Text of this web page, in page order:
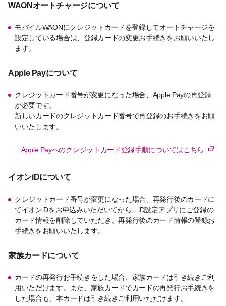
WAONオートチャージについて
モバイルWAONにクレジットカードを登録してオートチャージを
設定している場合は、登録カードの変更お手続きをお願いいたし
ます。
Apple Payについて
クレジットカード番号が変更になった場合、Apple Payの再登録
が必要です。
新しいカードのクレジットカード番号で再登録のお手続きをお願
いいたします。
Apple Payへのクレジットカード登録手順についてはこちら
イオンiDについて
クレジットカード番号が変更になった場合、再発行後のカードに
てイオンiDをお申込みいただいてから、iD設定アプリにご登録の
カード情報を削除していただき、再発行後のカード情報の登録お
手続きをお願いいたします。
家族カードについて
カードの再発行お手続きをした場合、家族カードは引き続きご利
用いただけます。また、家族カードでカードの再発行お手続きを
した場合も、本カードは引き続きご利用いただけます。